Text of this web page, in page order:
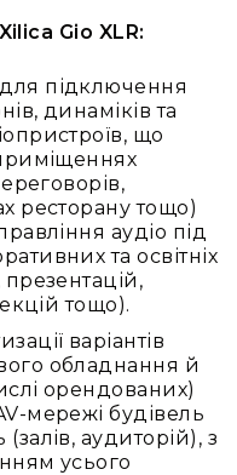
Gio XLR:
підключення
динаміків та
що
ресторану тощо)
аудіо під
та освітніх
тощо).
варіантів
обладнання й
орендованих)
мережі будівель
аудиторій), з
усього